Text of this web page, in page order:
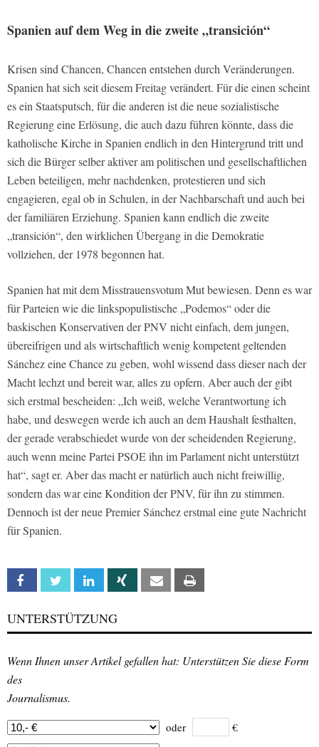
Spanien auf dem Weg in die zweite „transición“
Krisen sind Chancen, Chancen entstehen durch Veränderungen.
Spanien hat sich seit diesem Freitag verändert. Für die einen scheint
es ein Staatsputsch, für die anderen ist die neue sozialistische
Regierung eine Erlösung, die auch dazu führen könnte, dass die
katholische Kirche in Spanien endlich in den Hintergrund tritt und
sich die Bürger selber aktiver am politischen und gesellschaftlichen
Leben beteiligen, mehr nachdenken, protestieren und sich
engagieren, egal ob in Schulen, in der Nachbarschaft und auch bei
der familiären Erziehung. Spanien kann endlich die zweite
„transición“, den wirklichen Übergang in die Demokratie
vollziehen, der 1978 begonnen hat.
Spanien hat mit dem Misstrauensvotum Mut bewiesen. Denn es war
für Parteien wie die linkspopulistische „Podemos“ oder die
baskischen Konservativen der PNV nicht einfach, dem jungen,
übereifrigen und als wirtschaftlich wenig kompetent geltenden
Sánchez eine Chance zu geben, wohl wissend dass dieser nach der
Macht lechzt und bereit war, alles zu opfern. Aber auch der gibt
sich erstmal bescheiden: „Ich weiß, welche Verantwortung ich
habe, und deswegen werde ich auch an dem Haushalt festhalten,
der gerade verabschiedet wurde von der scheidenden Regierung,
auch wenn meine Partei PSOE ihn im Parlament nicht unterstützt
hat“, sagt er. Aber das macht er natürlich auch nicht freiwillig,
sondern das war eine Kondition der PNV, für ihn zu stimmen.
Dennoch ist der neue Premier Sánchez erstmal eine gute Nachricht
für Spanien.
Facebook Twitter Linkedin Xing Email
UNTERSTÜTZUNG
Wenn Ihnen unser Artikel gefallen hat: Unterstützen Sie diese Form
des
Journalismus.
oder €